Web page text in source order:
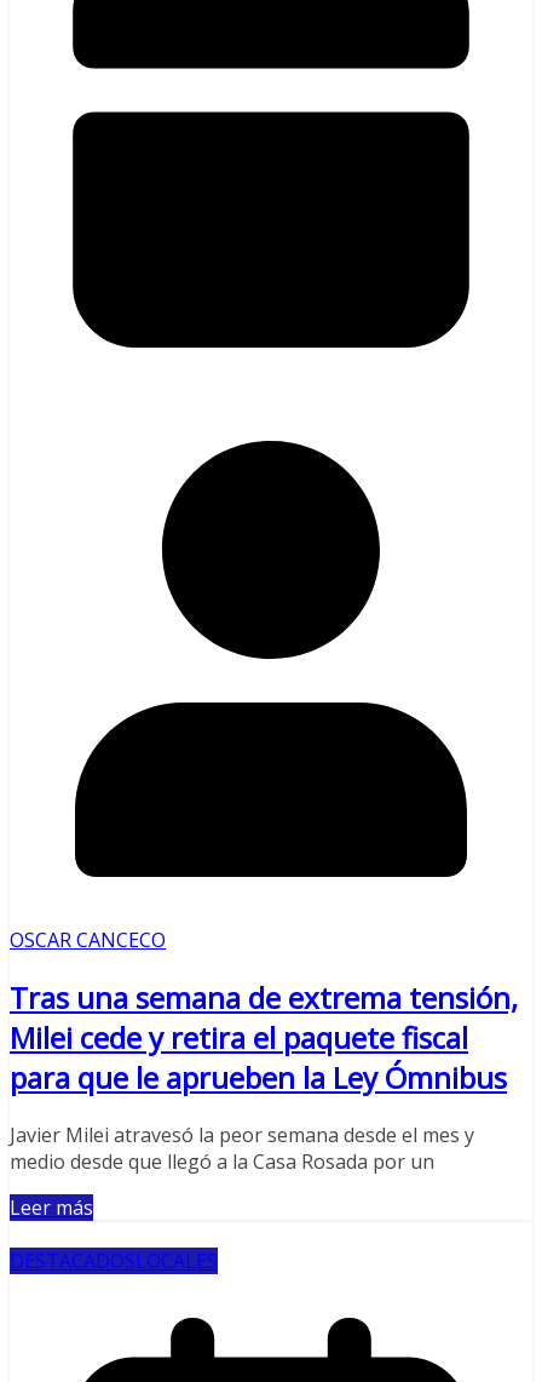
OSCAR CANCECO
Tras una semana de extrema tensión,
Milei cede y retira el paquete fiscal
para que le aprueben la Ley Ómnibus
Javier Milei atravesó la peor semana desde el mes y
medio desde que llegó a la Casa Rosada por un
Leer más
DESTACADOSLOCALES